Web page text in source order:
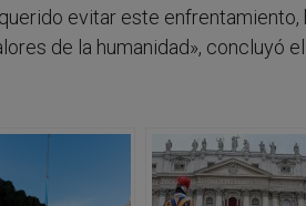
evitar este enfrentamiento,
de la humanidad», concluyó